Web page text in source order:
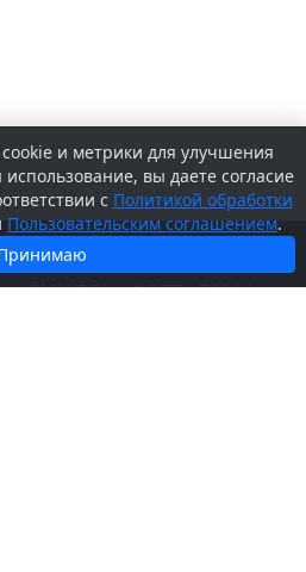
«SV-KURS.RU
СМИ ЭЛ № ФС 77 - 70984,
и метрики для улучшения
вы даете согласие
с Политикой обработки
Пользовательским соглашением.